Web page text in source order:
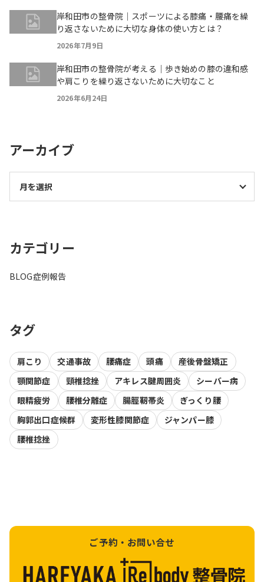
岸和田市の整骨院｜スポーツによる膝痛・腰痛を繰
り返さないために大切な身体の使い方とは？
2026年7月9日
岸和田市の整骨院が考える｜歩き始めの膝の違和感
や肩こりを繰り返さないために大切なこと
2026年6月24日
アーカイブ
カテゴリー
BLOG症例報告
タグ
肩こり 交通事故 腰痛症 頭痛
産後骨盤矯正
顎関節症
頸椎捻挫 アキレス腱周囲炎
シーバー病
眼精疲労
腰椎分離症 腸脛靭帯炎
ぎっくり腰
胸郭出口症候群
変形性膝関節症
ジャンパー膝
腰椎捻挫
ご予約・お問い合せ